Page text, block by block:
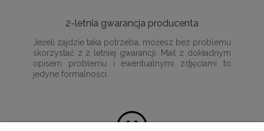
2-letnia gwarancja producenta
Jeżeli zajdzie taka potrzeba, możesz bez problemu
skorzystać z 2 letniej gwarancji. Mail z dokładnym
opisem problemu i ewentualnymi zdjęciami to
jedyne formalności.